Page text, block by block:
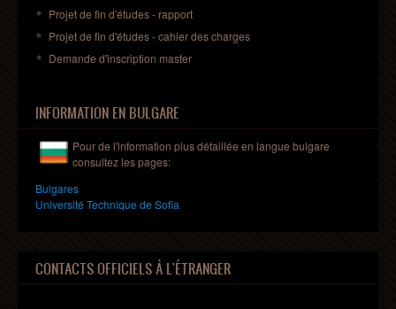
Projetde fin d'études- rapport
Projetde fin d'études-cahierdes charges
Demande d'inscription master
INFORMATION EN BULGARE
Pour de l'information plus détaillée en langue bulgare
consultez les pages:
Bulgares
Université Technique de Sofia
CONTACTS OFFICIELS À L'ÉTRANGER